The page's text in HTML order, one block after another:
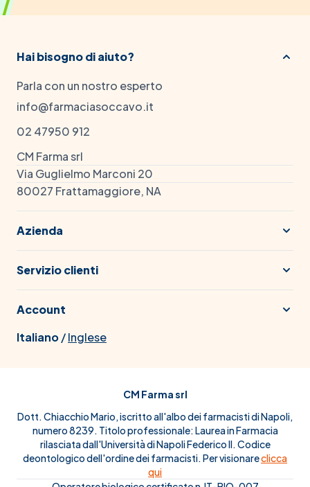
Hai bisogno di aiuto?
Parla con un nostro esperto
info@farmaciasoccavo.it
02 47950 912
CM Farma srl
Via Guglielmo Marconi 20
80027 Frattamaggiore, NA
Azienda
Servizio clienti
Account
Italiano/Inglese
CM Farma srl
Dott. Chiacchio Mario, iscritto all'albo dei farmacisti di Napoli,
numero 8239. Titolo professionale: Laurea in Farmacia
rilasciata dall'Università di Napoli Federico II. Codice
deontologico dell'ordine dei farmacisti. Per visionareclicca
qui